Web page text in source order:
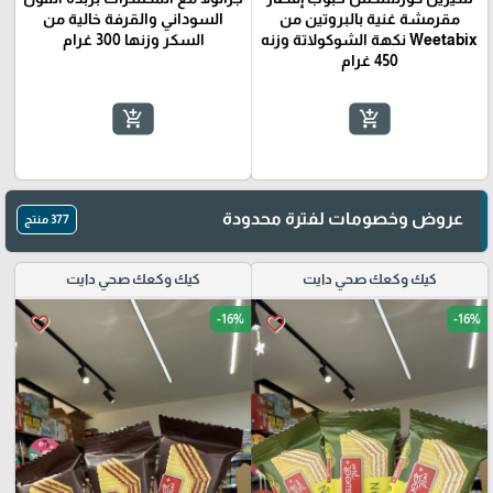
مقرمشة غنية بالبروتين من
Weetabix نكهة الشوكولاتة وزنه
450 غرام
add_shopping_cart
السوداني والقرفة خالية من
السكر وزنها 300 غرام
add_shopping_cart
عروض وخصومات لفترة محدودة 377 منتج
كيك وكعك صحي دايت
favorite_border -16%
كيك وكعك صحي دايت
favorite_border -16%